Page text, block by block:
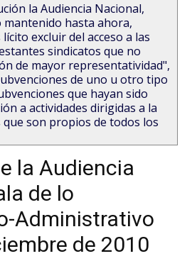
la Audiencia Nacional,
hasta ahora,
excluir del acceso a las
sindicatos que no
de mayor representatividad",
de uno u otro tipo
que hayan sido
a actividades dirigidas a la
son propios de todos los
la Audiencia
de lo
Administrativo
de 2010